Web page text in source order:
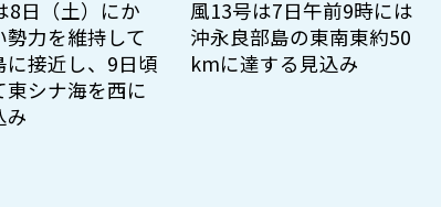
8日（土）にか
力を維持して
に接近し、9日頃
東シナ海を西に
み
風13号は7日午前9時には
沖永良部島の東南東約50
kmに達する見込み